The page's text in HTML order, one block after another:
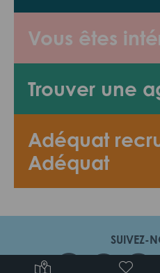
Vous êtes
Trouver une
Adéquat
Adéquat
SUIVEZ-